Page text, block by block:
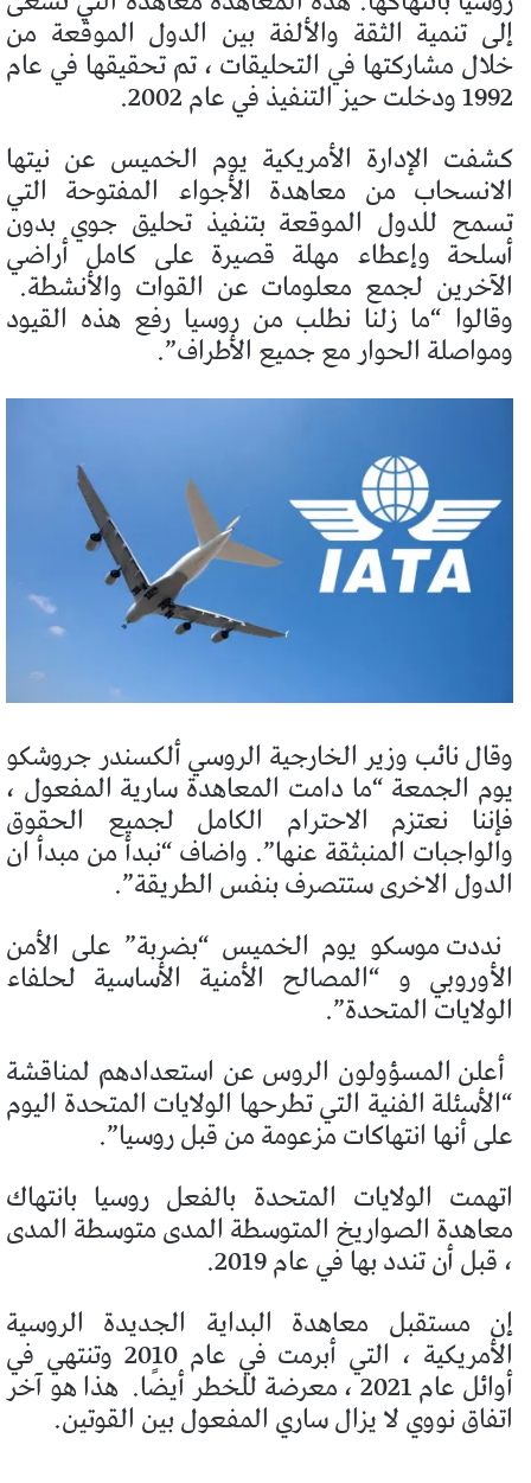
إلى تنمية الثقة والألفة بين الدول الموقعة من
خلال مشاركتها في التحليقات ، تم تحقيقها في عام
1992 ودخلت حيز التنفيذ في عام 2002.
كشفت الإدارة الأمريكية يوم الخميس عن نيتها
الانسحاب من معاهدة الأجواء المفتوحة التي
تسمح للدول الموقعة بتنفيذ تحليق جوي بدون
أسلحة وإعطاء مهلة قصيرة على كامل أراضي
الآخرين لجمع معلومات عن القوات والأنشطة.
وقالوا “ما زلنا نطلب من روسيا رفع هذه القيود
ومواصلة الحوار مع جميع الأطراف”.
وقال نائب وزير الخارجية الروسي ألكسندر جروشكو
يوم الجمعة “ما دامت المعاهدة سارية المفعول ،
فإننا نعتزم الاحترام الكامل لجميع الحقوق
والواجبات المنبثقة عنها”. واضاف “نبدأ من مبدأ ان
الدول الاخرى ستتصرف بنفس الطريقة”.
نددت موسكو يوم الخميس “بضربة” على الأمن
الأوروبي و “المصالح الأمنية الأساسية لحلفاء
الولايات المتحدة”.
أعلن المسؤولون الروس عن استعدادهم لمناقشة
“الأسئلة الفنية التي تطرحها الولايات المتحدة اليوم
على أنها انتهاكات مزعومة من قبل روسيا”.
اتهمت الولايات المتحدة بالفعل روسيا بانتهاك
معاهدة الصواريخ المتوسطة المدى متوسطة المدى
، قبل أن تندد بها في عام 2019.
إن مستقبل معاهدة البداية الجديدة الروسية
الأمريكية ، التي أبرمت في عام 2010 وتنتهي في
أوائل عام 2021 ، معرضة للخطر أيضًا. هذا هو آخر
اتفاق نووي لا يزال ساري المفعول بين القوتين.